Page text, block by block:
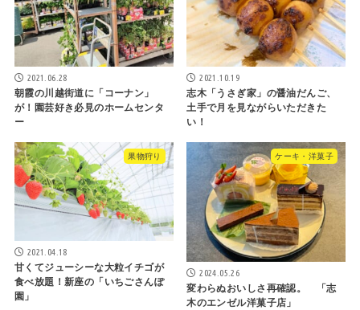
2021.06.28
朝霞の川越街道に「コーナン」
が！園芸好き必見のホームセンタ
ー
2021.10.19
志木「うさぎ家」の醤油だんご、
土手で月を見ながらいただきた
い！
果物狩り
2021.04.18
甘くてジューシーな大粒イチゴが
食べ放題！新座の「いちごさんぽ
園」
ケーキ・洋菓子
2024.05.26
変わらぬおいしさ再確認。 「志
木のエンゼル洋菓子店」